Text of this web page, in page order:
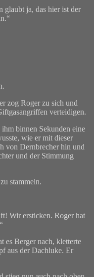
ja, das hier ist der
zog Roger zu sich und
verteidigen.
binnen Sekunden eine
wie er mit dieser
von Dernbrecher hin und
und der Stimmung
stammeln.
Wir ersticken. Roger hat
es Berger nach, kletterte
aus der Dachluke. Er